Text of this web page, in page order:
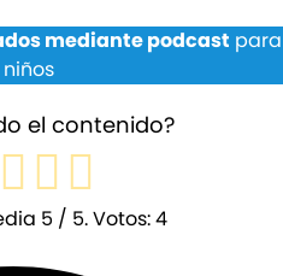
mediante podcast para
niños
el contenido?
5 / 5. Votos:4